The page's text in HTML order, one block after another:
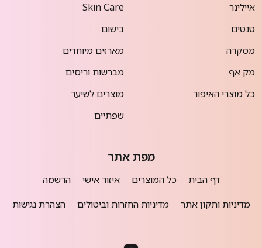
איילינר
טנטים
מסקרה
מק אף
כל מוצרי האיפור
Skin Care
בישום
מארזים מיוחדים
מברשות וריסים
מוצרים לשיער
שפתיים
מפת אתר
דף הבית כל המוצרים איזור אישי
הרשמה
מדיניות ותקון אתר
מדיניות החזרות וביטולים הצהרת נגישות